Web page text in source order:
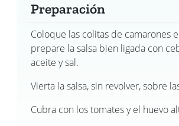
Preparación
Coloque las colitas de camarones
prepare la salsa bien ligada con
aceite y sal.
Vierta la salsa, sin revolver, sobre
Cubra con los tomates y el huevo